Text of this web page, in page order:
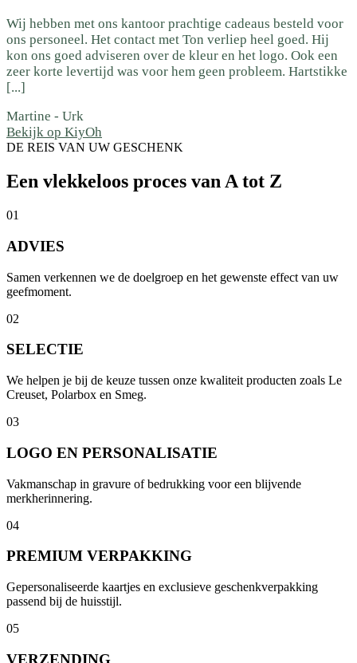
Wij hebben met ons kantoor prachtige cadeaus besteld voor
ons personeel. Het contact met Ton verliep heel goed. Hij
kon ons goed adviseren over de kleur en het logo. Ook een
zeer korte levertijd was voor hem geen probleem. Hartstikke
[...]
Martine - Urk
Bekijk op KiyOh
DE REIS VAN UW GESCHENK
Een vlekkeloos proces van A tot Z
01
ADVIES
Samen verkennen we de doelgroep en het gewenste effect van uw
geefmoment.
02
SELECTIE
We helpen je bij de keuze tussen onze kwaliteit producten zoals Le
Creuset, Polarbox en Smeg.
03
LOGO EN PERSONALISATIE
Vakmanschap in gravure of bedrukking voor een blijvende
merkherinnering.
04
PREMIUM VERPAKKING
Gepersonaliseerde kaartjes en exclusieve geschenkverpakking
passend bij de huisstijl.
05
VERZENDING